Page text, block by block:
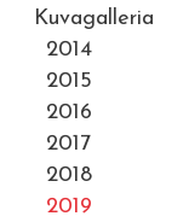
Kuvagalleria
2014
2015
2016
2017
2018
2019